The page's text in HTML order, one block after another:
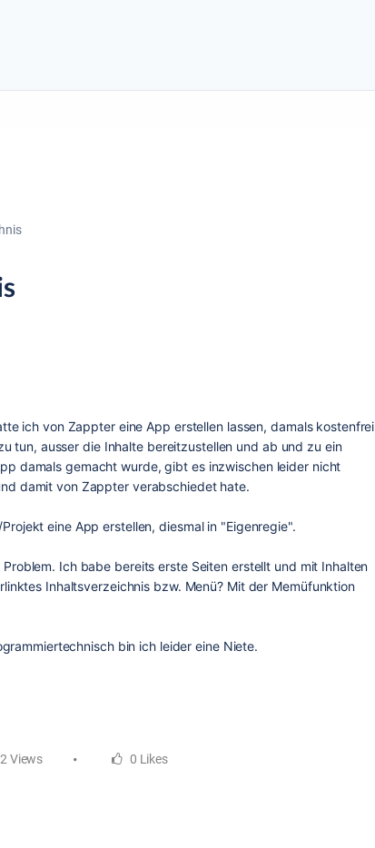
ich von Zappter eine App erstellen lassen, damals kostenfrei
tun, ausser die Inhalte bereitzustellen und ab und zu ein
damals gemacht wurde, gibt es inzwischen leider nicht
damit von Zappter verabschiedet hate.
eine App erstellen, diesmal in "Eigenregie".
Ich babe bereits erste Seiten erstellt und mit Inhalten
Inhaltsverzeichnis bzw. Menü? Mit der Memüfunktion
bin ich leider eine Niete.
Views 0 Likes